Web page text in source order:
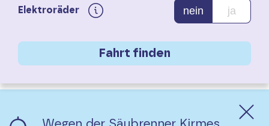
Elektroräder nein ja